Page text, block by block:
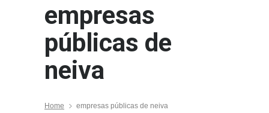
empresas
públicas de
neiva
Home empresas públicas de neiva